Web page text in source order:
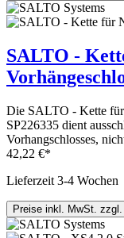
SALTO -
Die SALTO - Kette
SP226335 dient
Vorhangschlosses,
42,22 €*
Lieferzeit 3-4 Wochen
Preise inkl. MwSt.